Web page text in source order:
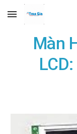
Skip to main content
Màn